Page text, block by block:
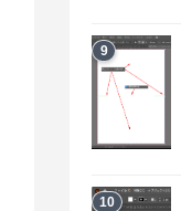
9
10